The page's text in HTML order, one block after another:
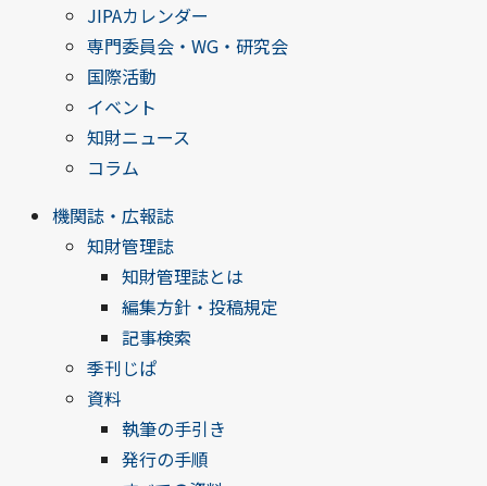
JIPAカレンダー
専門委員会・WG・研究会
国際活動
イベント
知財ニュース
コラム
機関誌・広報誌
知財管理誌
知財管理誌とは
編集方針・投稿規定
記事検索
季刊じぱ
資料
執筆の手引き
発行の手順